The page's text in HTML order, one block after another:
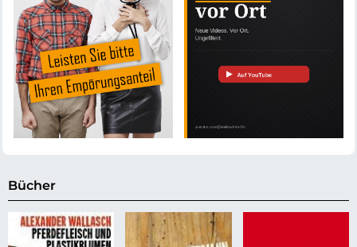
Bücher